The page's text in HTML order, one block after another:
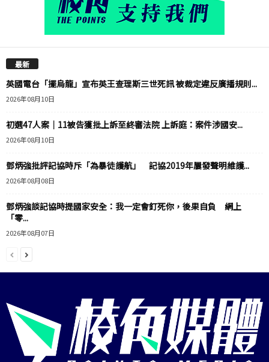
最新
英國電台「擺烏龍」宣布英王查理斯三世死訊 被裁定違反廣播規則...
2026年08月10日
初選47人案｜11被告獲批上訴至終審法院 上訴庭：案件涉國安...
2026年08月10日
鄧炳強批評記協時斥「為暴徒護航」 記協2019年屢發聲明維護...
2026年08月08日
鄧炳強談記協時提國家安全：我一定會釘死你，後果自負 網上
「零...
2026年08月07日